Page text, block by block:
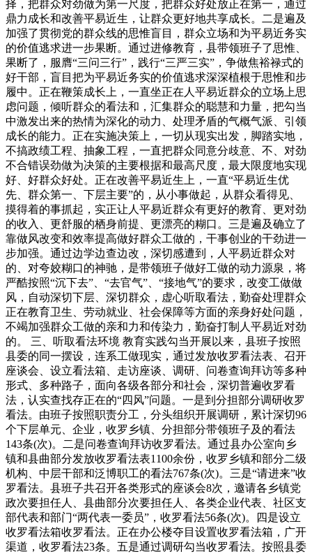
择，把群众对劲做为第一尺度，把群众好处放正在第一，通过
鼎力成长和改善平易近生，让群众更好地共享成长。二是遍及
加强了贯彻党的群众线的思惟盲目，群众立场和为平易近务实
的价值逃求进一步果断。通过进修教育，县带领班子了思惟、
果断了，服膺“三问三行”，践行“三严三实”，争做焦裕禄式的
好干部，盲目把为平易近务实的价值逃求深深植根于思惟和步
履中。正在鞭策成长上，一直坐正在人平易近群众的立场上思
虑问题，倾听群众的看法和，汇集群众的聪慧和力量，把勾当
中激发出来的热情为深化的动力、处理矛盾的气概气派、引领
成长的能力。正在实施决策上，一切从现实出发，脚踏实地，
不搞政绩工程、抽象工程，一直把群众同意分歧意、不、对劲
不合错误劲做为决策的主要根据和最高尺度，最大限度地实现
好、好群众好处。正在改善平易近生上，一直“平易近生优
先、群众第一、下层主要”的，从小事做起，从群众看得见、
摸得着的事抓起，实正让人平易近群众有更好的教育、更对劲
的收入、更舒服的栖身前提、更漂亮的糊口。三是遍及确立了
靠做风改变和效率提高做好群众工做的，干事创业的干劲进一
步加强。通过边学边查边改，深切感遭到，人平易近群众对
的、对夸姣糊口的神驰，是带领班子做好工做的动力源泉，将
严酷按照“沉下去”、“去官气”、“接地气”的要求，改变工做做
风，自动深切下层、深切群众，虚心听取看法，勤奋处理群众
正在教育卫生、劳动就业、社会保障等方面的亲身好处问题，
不竭加强群众工做的亲和力和传染力，勤奋打制人平易近对劲
的。 三、听取看法环境 教育实践勾当开展以来，县班子按照
县委的同一摆设，连系工做现实，通过发放收罗看法表、召开
座谈会、设立看法箱、走访座谈、调研、问卷查询拜访等多种
形式、多种路子，面向各级各部分和社会，深切普遍收罗看
法，认实查找存正在的“四风”问题。一是到分担部分调研收罗
看法。由班子按照职责分工，分头组织开展调研，累计深切96
个下层单元、企业，收罗乡镇、分担部分带领班子及的看法
143条(次)。二是问卷查询拜访收罗看法。通过县办公室向乡
镇和县曲部分发放收罗看法表1100余份，收罗乡镇和部分二级
机构、中层干部和泛博职工的看法767条(次)。三是“请进来”收
罗看法。县班子共召开各类形式的座谈会8次，邀请各乡镇党
政次要担任人、县曲部分次要担任人、各类企业代表、社区支
部代表和部门“两代表一委员”，收罗看法56条(次)。四是设立
收罗看法箱收罗看法。正在办公楼夺目设置收罗看法箱，广开
渠道，收罗看法23条。五是通过调研勾当收罗看法。按照县委